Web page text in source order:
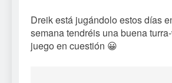
Dreik está jugándolo estos días
semana tendréis una buena
juego en cuestión 😀